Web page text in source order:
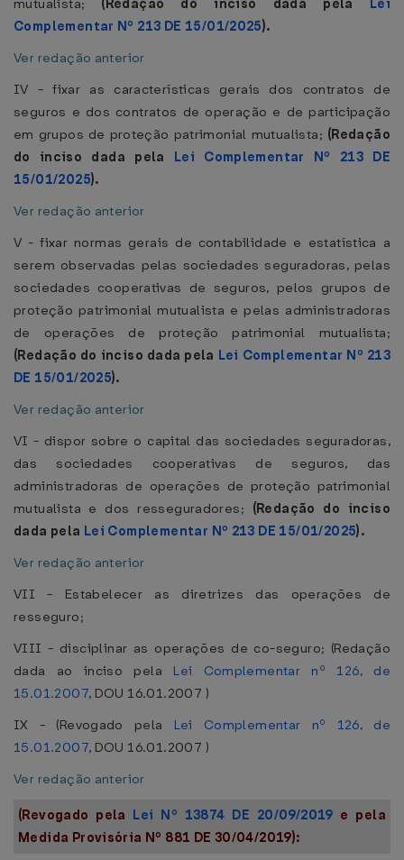
mutualista; (Redação do inciso dada pela Lei
Complementar Nº 213 DE 15/01/2025).
Ver redação anterior
IV - fixar as características gerais dos contratos de
seguros e dos contratos de operação e de participação
em grupos de proteção patrimonial mutualista; (Redação
do inciso dada pela Lei Complementar Nº 213 DE
15/01/2025).
Ver redação anterior
V - fixar normas gerais de contabilidade e estatística a
serem observadas pelas sociedades seguradoras, pelas
sociedades cooperativas de seguros, pelos grupos de
proteção patrimonial mutualista e pelas administradoras
de operações de proteção patrimonial mutualista;
(Redação do inciso dada pela Lei Complementar Nº 213
DE 15/01/2025).
Ver redação anterior
VI - dispor sobre o capital das sociedades seguradoras,
das sociedades cooperativas de seguros, das
administradoras de operações de proteção patrimonial
mutualista e dos resseguradores; (Redação do inciso
dada pela Lei Complementar Nº 213 DE 15/01/2025).
Ver redação anterior
VII - Estabelecer as diretrizes das operações de
resseguro;
VIII - disciplinar as operações de co-seguro; (Redação
dada ao inciso pela Lei Complementar nº 126, de
15.01.2007, DOU 16.01.2007 )
IX - (Revogado pela Lei Complementar nº 126, de
15.01.2007, DOU 16.01.2007 )
Ver redação anterior
(Revogado pela Lei Nº 13874 DE 20/09/2019 e pela
Medida Provisória Nº 881 DE 30/04/2019):